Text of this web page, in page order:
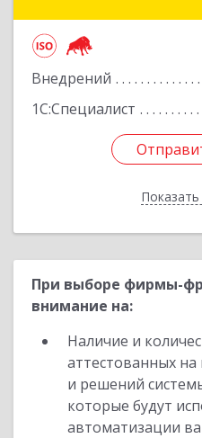
Внедрений
1С:Специалист
При выборе фирмы-
внимание на:
Наличие и
аттестованных
и решений
которые будут
автоматизации